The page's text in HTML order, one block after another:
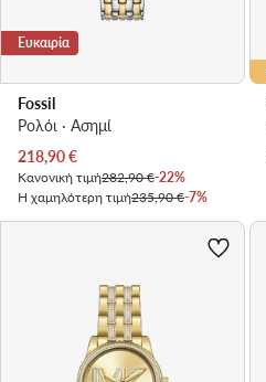
Ευκαιρία
Fossil
Ρολόι · Ασημί
Τρέχουσα τιμή
218,90€
Κανονική τιμή282,90 €-22%
Η χαμηλότερη τιμή235,90 €-7%